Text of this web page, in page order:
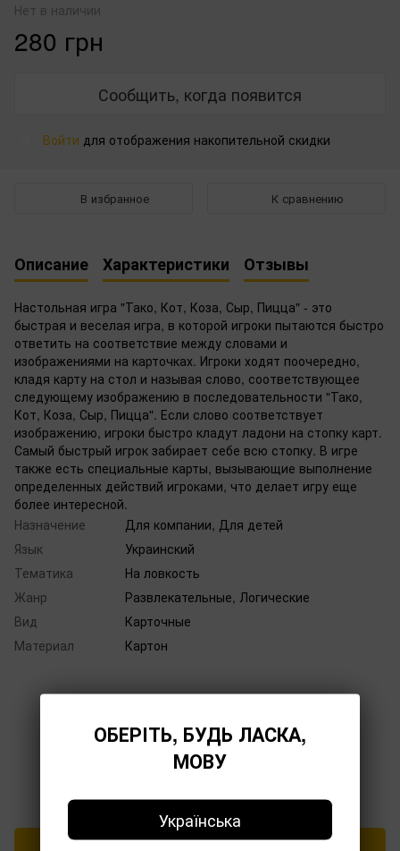
Нет в наличии
280 грн
Сообщить, когда появится
Войти для отображения накопительной скидки
В избранное К сравнению
Описание Характеристики Отзывы
Настольная игра "Тако, Кот, Коза, Сыр, Пицца" - это
быстрая и веселая игра, в которой игроки пытаются быстро
ответить на соответствие между словами и
изображениями на карточках. Игроки ходят поочередно,
кладя карту на стол и называя слово, соответствующее
следующему изображению в последовательности "Тако,
Кот, Коза, Сыр, Пицца". Если слово соответствует
изображению, игроки быстро кладут ладони на стопку карт.
Самый быстрый игрок забирает себе всю стопку. В игре
также есть специальные карты, вызывающие выполнение
определенных действий игроками, что делает игру еще
более интересной.
Назначение
Для компании, Для детей
Язык
Украинский
Тематика
На ловкость
Жанр
Развлекательные, Логические
Вид
Карточные
Материал
Картон
ОБЕРІТЬ, БУДЬ ЛАСКА,
МОВУ
Українська